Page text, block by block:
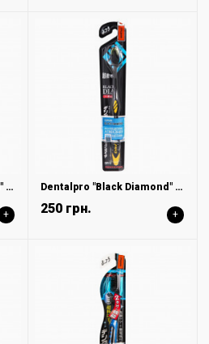
Dentalpro "Black Diamond" Зубная щетка многоуровневая с ультратонкой щетиной алмазной формы ср.жест. 1 шт
+
Dentalpro "Black Diamond" Зубная щетка с ультратонкой щетиной алмазной формы средн. жесткость, 1 шт
250 грн. +